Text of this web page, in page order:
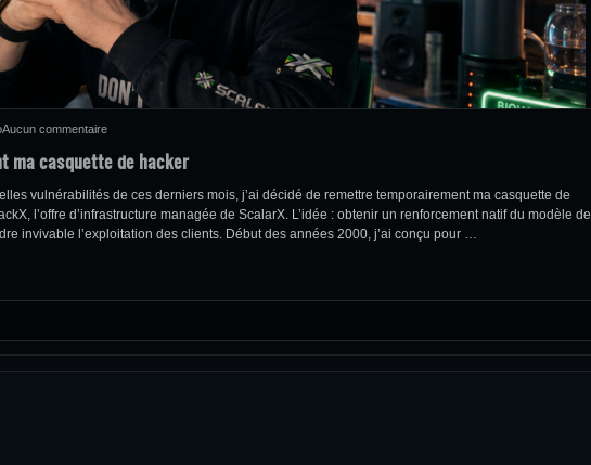
Aucun commentaire
ma casquette de hacker
vulnérabilités de ces derniers mois, j’ai décidé de remettre temporairement ma casquette de
l’offre d’infrastructure managée de ScalarX. L’idée : obtenir un renforcement natif du modèle de
invivable l’exploitation des clients. Début des années 2000, j’ai conçu pour …